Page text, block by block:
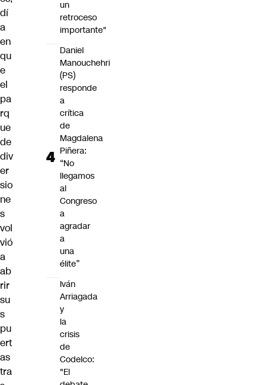
dí
a
en
qu
e
el
pa
rq
ue
de
div
er
sio
ne
s
vol
vió
a
ab
rir
su
s
pu
ert
as
tra
un
retroceso
importante"
Daniel
Manouchehri
(PS)
responde
a
crítica
de
Magdalena
Piñera:
“No
llegamos
al
Congreso
a
agradar
a
una
élite”
Iván
Arriagada
y
la
crisis
de
Codelco:
"El